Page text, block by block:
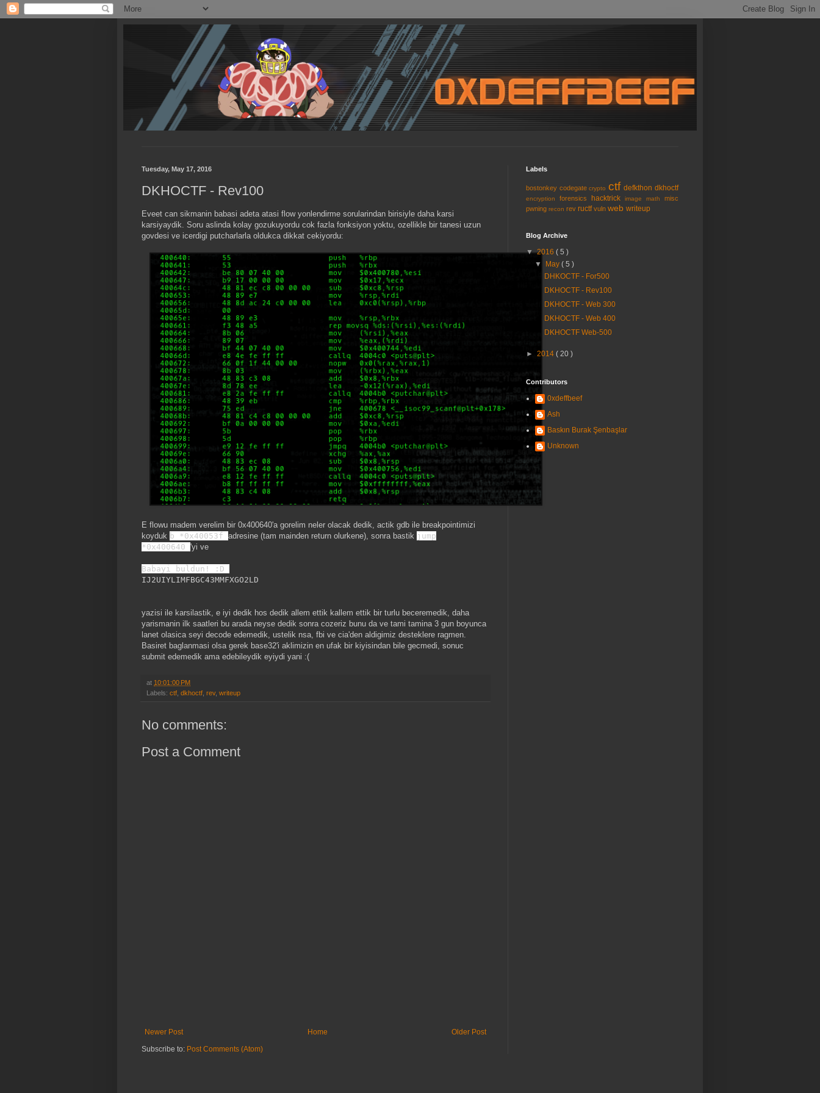
Tuesday, May 17, 2016
DKHOCTF - Rev100
Eveet can sikmanin babasi adeta atasi flow yonlendirme sorularindan birisiyle daha karsi
karsiyaydik. Soru aslinda kolay gozukuyordu cok fazla fonksiyon yoktu, ozellikle bir tanesi uzun
govdesi ve icerdigi putcharlarla oldukca dikkat cekiyordu:
E flowu madem verelim bir 0x400640'a gorelim neler olacak dedik, actik gdb ile breakpointimizi
koyduk b *0x40053f adresine (tam mainden return olurkene), sonra bastik jump
*0x400640 'yi ve
Babayi buldun! :D
IJ2UIYLIMFBGC43MMFXGO2LD
yazisi ile karsilastik, e iyi dedik hos dedik allem ettik kallem ettik bir turlu beceremedik, daha
yarismanin ilk saatleri bu arada neyse dedik sonra cozeriz bunu da ve tami tamina 3 gun boyunca
lanet olasica seyi decode edemedik, ustelik nsa, fbi ve cia'den aldigimiz desteklere ragmen.
Basiret baglanmasi olsa gerek base32'i aklimizin en ufak bir kiyisindan bile gecmedi, sonuc
submit edemedik ama edebileydik eyiydi yani :(
at 10:01:00 PM
Labels: ctf dkhoctf rev, writeup
No comments:
Post a Comment
Newer Post Older Post
Home
Subscribe to: Post Comments (Atom)
Labels
bostonkey codegatecrypto ctfdefkthondkhoctf
encryption forensics hacktrick image math misc
pwning recon rev ructfvuln web writeup
Blog Archive
▼2016 ( 5 )
▼
May( 5 )
DHKOCTF - For500
DKHOCTF - Rev100
DKHOCTF - Web 300
DKHOCTF - Web 400
DKHOCTF Web-500
► 2014 ( 20 )
Contributors
0xdeffbeef
Ash
Baskın Burak Şenbaşlar
Unknown